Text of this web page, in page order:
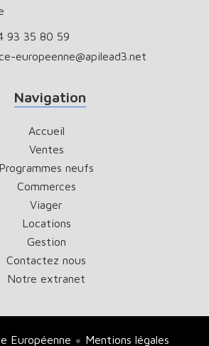
93 35 80 59
europeenne@apilead3.net
Navigation
Accueil
Ventes
Programmes neufs
Commerces
Viager
Locations
Gestion
Contactez nous
Notre extranet
Européenne Mentions légales